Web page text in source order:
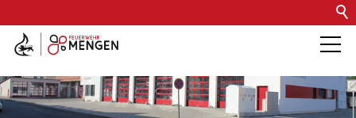
Kontakt Impressum
Barrierefreiheit
Die Feuerwehr